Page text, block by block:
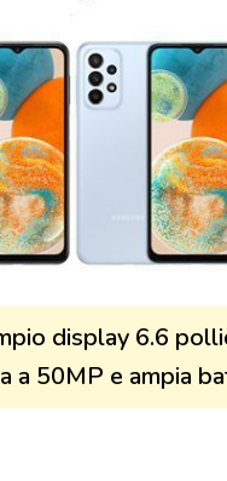
display 6.6
50MP e ampia